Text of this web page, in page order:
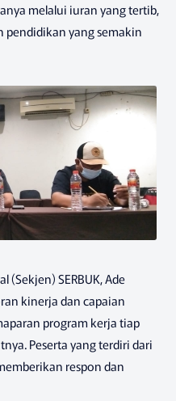
melalui iuran yang tertib,
pendidikan yang semakin
(Sekjen) SERBUK, Ade
kinerja dan capaian
program kerja tiap
Peserta yang terdiri dari
respon dan